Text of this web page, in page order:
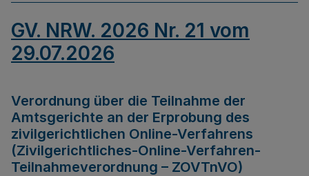
GV. NRW. 2026 Nr. 21 vom
29.07.2026
Verordnung über die Teilnahme der
Amtsgerichte an der Erprobung des
zivilgerichtlichen Online-Verfahrens
(Zivilgerichtliches-Online-Verfahren-
Teilnahmeverordnung – ZOVTnVO)